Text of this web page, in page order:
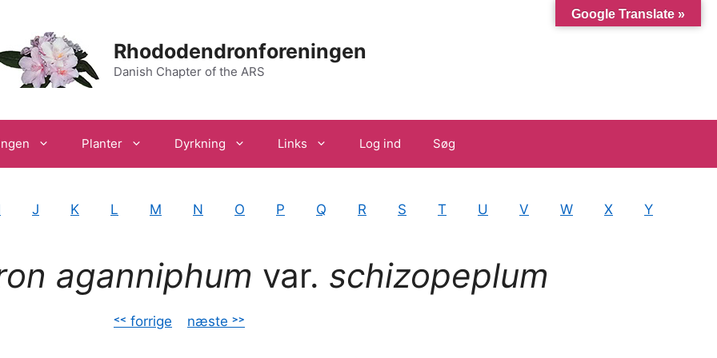
Rhododendronforeningen
Danish Chapter of the ARS
Planter Dyrkning Links Log ind Søg
J K L M N O P Q R S T U V W X
Y
aganniphum var. schizopeplum
˂˂ forrige næste ˃˃
Google Translate »